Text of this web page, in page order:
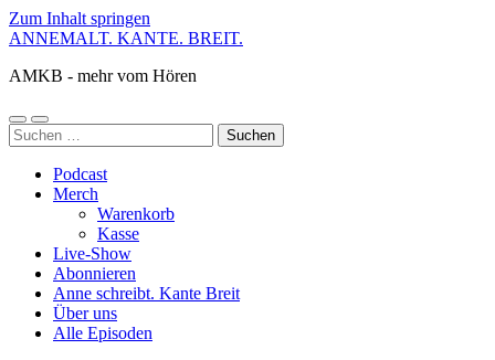
Zum Inhalt springen
ANNEMALT. KANTE. BREIT.
AMKB - mehr vom Hören
Mobile-
Menü
Suchfeld
ein-/ausblenden
Suchen
nach:
Podcast
Merch
Warenkorb
Kasse
Live-Show
Abonnieren
Anne schreibt. Kante Breit
Über uns
Alle Episoden